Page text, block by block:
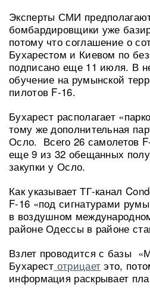
Эксперты СМИ
бомбардировщики уже
потому что соглашение о
Бухарестом и Киевом по
подписано еще 11 июля. В
обучение на румынской
пилотов F-16.
Бухарест располагает
тому же дополнительная
Осло. Всего 26 самолетов
еще 9 из 32 обещанных
закупки у Осло.
Как указывает ТГ-канал
F-16 «под сигнатурами
в воздушном
районе Одессы в районе
Взлет проводится с базы
Бухарест отрицает это,
информация раскрывает